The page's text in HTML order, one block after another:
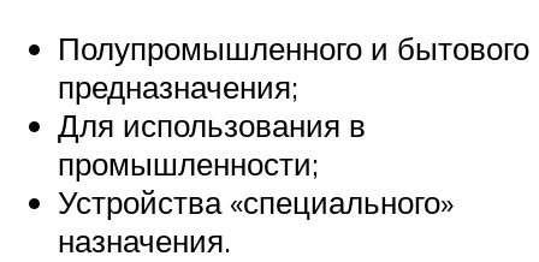
Полупромышленного и бытового
предназначения;
Для использования в
промышленности;
Устройства «специального»
назначения.